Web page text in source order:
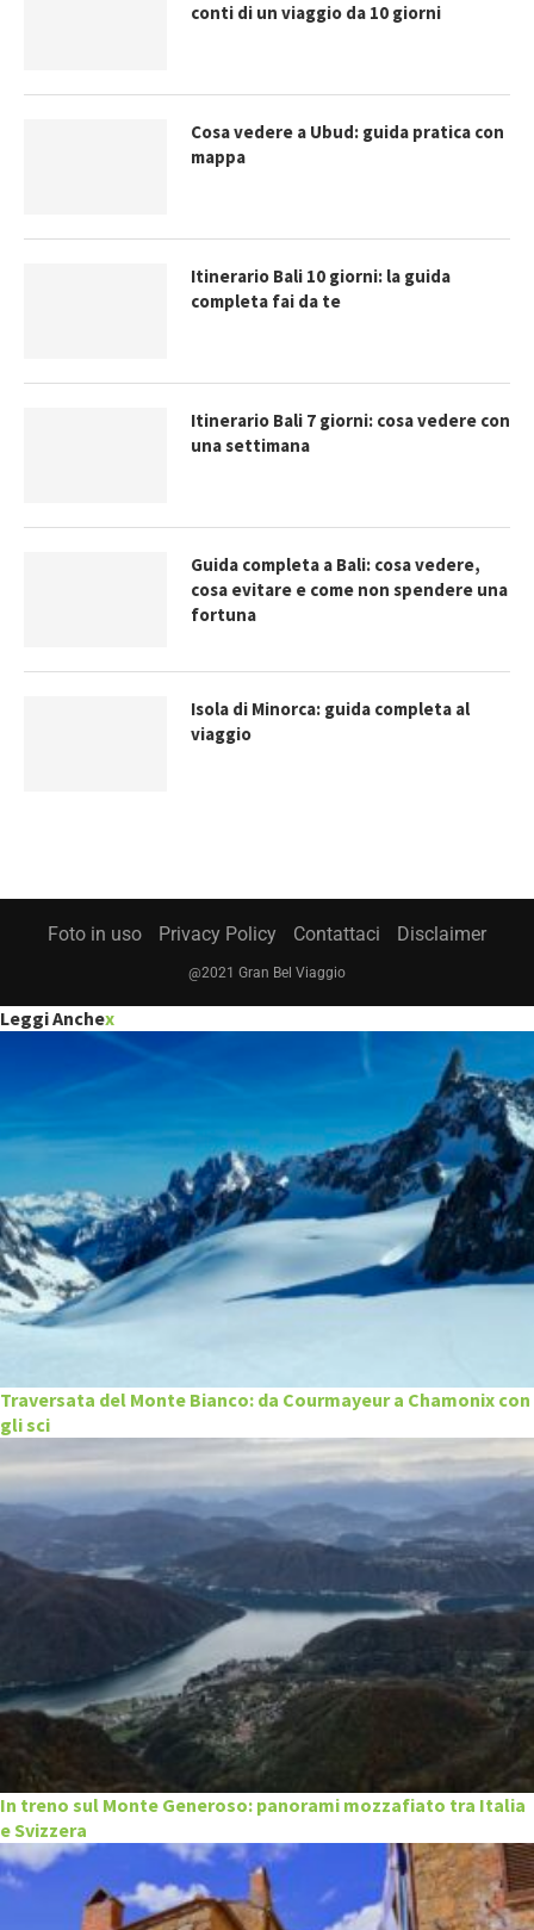
conti di un viaggio da 10 giorni
Cosa vedere a Ubud: guida pratica con
mappa
Itinerario Bali 10 giorni: la guida
completa fai da te
Itinerario Bali 7 giorni: cosa vedere con
una settimana
Guida completa a Bali: cosa vedere,
cosa evitare e come non spendere una
fortuna
Isola di Minorca: guida completa al
viaggio
Foto in uso Privacy Policy Contattaci Disclaimer
@2021 Gran Bel Viaggio
Leggi Anchex
Traversata del Monte Bianco: da Courmayeur a Chamonix con
gli sci
In treno sul Monte Generoso: panorami mozzafiato tra Italia
e Svizzera